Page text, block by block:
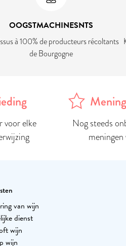
OOGSTMACHINESNTS
à 100% de producteurs récoltants
de Bourgogne
voor elke
Nog steeds
van wijn
dienst
wijn
wijn